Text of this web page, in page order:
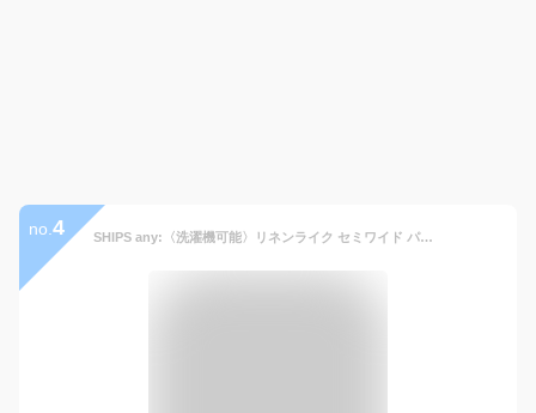
no. 4 SHIPS any:〈洗濯機可能〉リネンライク セミワイド パンツ(セットアップ対応) 25SS◇／シップス エニィ（SHIPS any）